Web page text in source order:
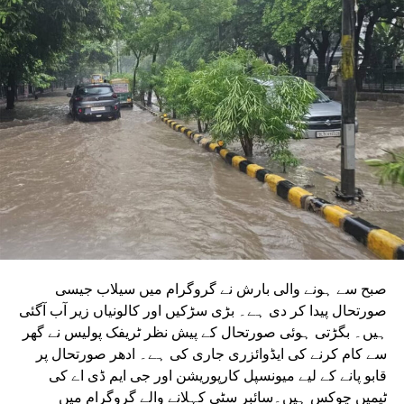
دونوں راستوں پر کام شروع کرنے کے لیے تقریباً چھ ماہ قبل
ٹینڈر جاری کیا تھا۔ ٹینڈر کی آخری تاریخ میں دو بار توسیع کی
گئی۔ اب اس عمل کے لیے ایجنسی کا انتخاب کر لیا گیا ہے۔این
ایم آر سی کے عہدیداروں نے بتایا کہ دونوں راستوں پر کام
شروع کرنے کے لئے ایل این ٹی نامی ایجنسی کا انتخاب کیا گیا
ہے۔ یہ ایجنسی دونوں راستوں پر تعمیراتی کام کرے گی۔
دونوں راستوں پر سول کام کے لیے منتخب کردہ ایجنسی لارسن
اینڈ ٹوبرو (L&T) ہے۔ سول ورک کی تخمینہ لاگت 1,200 کروڑ
ہے۔اس لائن پر آٹھ اسٹیشن بنائے جائیں گے۔ ان میں
سیکٹر-38A بوٹینیکل گارڈن، سیکٹر-44، نوئیڈا آفس، سیکٹر-96،
سیکٹر-97، سیکٹر-105، سیکٹر-108، سیکٹر-93، اور پنچشیل
بوائز انٹر کالج شامل ہوں گے۔
صبح سے ہونے والی بارش نے گروگرام میں سیلاب جیسی
صورتحال پیدا کر دی ہے۔ بڑی سڑکیں اور کالونیاں زیر آب آگئی
ہیں۔ بگڑتی ہوئی صورتحال کے پیش نظر ٹریفک پولیس نے گھر
سے کام کرنے کی ایڈوائزری جاری کی ہے۔ ادھر صورتحال پر
قابو پانے کے لیے میونسپل کارپوریشن اور جی ایم ڈی اے کی
ٹیمیں چوکس ہیں۔سائبر سٹی کہلانے والے گروگرام میں